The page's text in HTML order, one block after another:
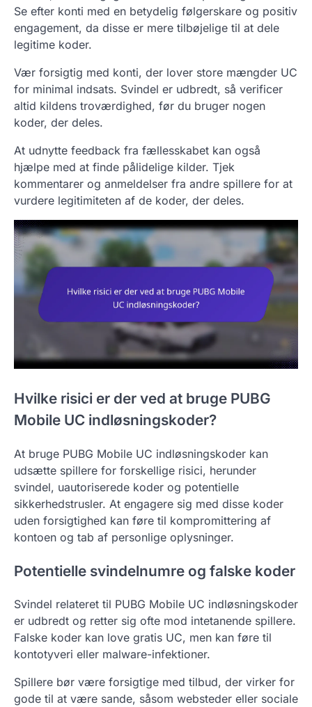
Se efter konti med en betydelig følgerskare og positiv
engagement, da disse er mere tilbøjelige til at dele
legitime koder.
Vær forsigtig med konti, der lover store mængder UC
for minimal indsats. Svindel er udbredt, så verificer
altid kildens troværdighed, før du bruger nogen
koder, der deles.
At udnytte feedback fra fællesskabet kan også
hjælpe med at finde pålidelige kilder. Tjek
kommentarer og anmeldelser fra andre spillere for at
vurdere legitimiteten af de koder, der deles.
Hvilke risici er der ved at bruge PUBG
Mobile UC indløsningskoder?
At bruge PUBG Mobile UC indløsningskoder kan
udsætte spillere for forskellige risici, herunder
svindel, uautoriserede koder og potentielle
sikkerhedstrusler. At engagere sig med disse koder
uden forsigtighed kan føre til kompromittering af
kontoen og tab af personlige oplysninger.
Potentielle svindelnumre og falske koder
Svindel relateret til PUBG Mobile UC indløsningskoder
er udbredt og retter sig ofte mod intetanende spillere.
Falske koder kan love gratis UC, men kan føre til
kontotyveri eller malware-infektioner.
Spillere bør være forsigtige med tilbud, der virker for
gode til at være sande, såsom websteder eller sociale